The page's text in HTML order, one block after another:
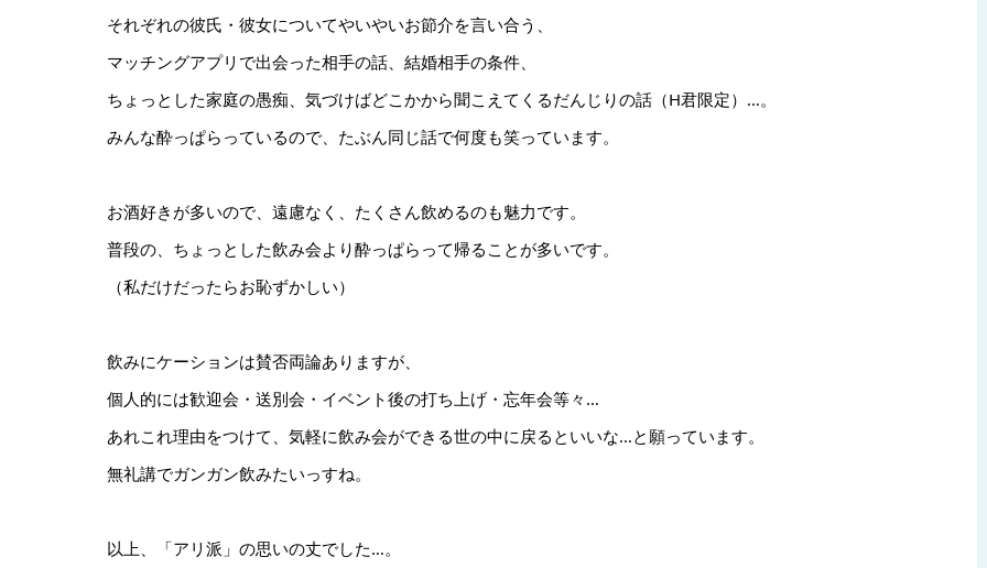
それぞれの彼氏・彼女についてやいやいお節介を言い合う、
マッチングアプリで出会った相手の話、結婚相手の条件、
ちょっとした家庭の愚痴、気づけばどこかから聞こえてくるだんじりの話（H君限定）…。
みんな酔っぱらっているので、たぶん同じ話で何度も笑っています。
お酒好きが多いので、遠慮なく、たくさん飲めるのも魅力です。
普段の、ちょっとした飲み会より酔っぱらって帰ることが多いです。
（私だけだったらお恥ずかしい）
飲みにケーションは賛否両論ありますが、
個人的には歓迎会・送別会・イベント後の打ち上げ・忘年会等々…
あれこれ理由をつけて、気軽に飲み会ができる世の中に戻るといいな…と願っています。
無礼講でガンガン飲みたいっすね。
以上、「アリ派」の思いの丈でした…。